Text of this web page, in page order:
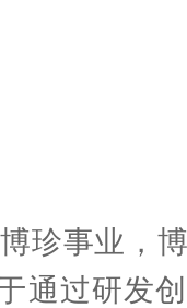
珍事业，
通过研发